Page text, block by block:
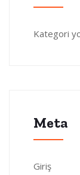
Kategori
Meta
Giriş